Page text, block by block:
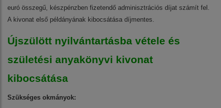
euró összegű, készpénzben fizetendő adminisztrációs díjat számít fel.
A kivonat első példányának kibocsátása díjmentes.
Újszülött nyilvántartásba vétele és
születési anyakönyvi kivonat
kibocsátása
Szükséges okmányok: